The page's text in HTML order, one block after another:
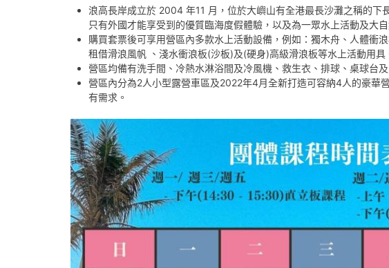
浪高長岸成立於 2004 年11 月，位於大嶼山有全港最長沙灘之稱的下
只有外國才能享受到的優質臨海度假體驗，以及為一眾水上活動及大
購買套票後可享用營區內多款水上活動設備，例如：獨木舟、人體衝
租借滑浪風帆 、淺水衝浪板(沙板)及(硬身)高級滑浪板等水上活動用具
營區均備有洗手間、冷熱水淋浴間及冷風機、救生衣、排球、桌球台
營區內分為2人小型露營車區及2022年4月全新打造可容納4人的豪華
有需求。